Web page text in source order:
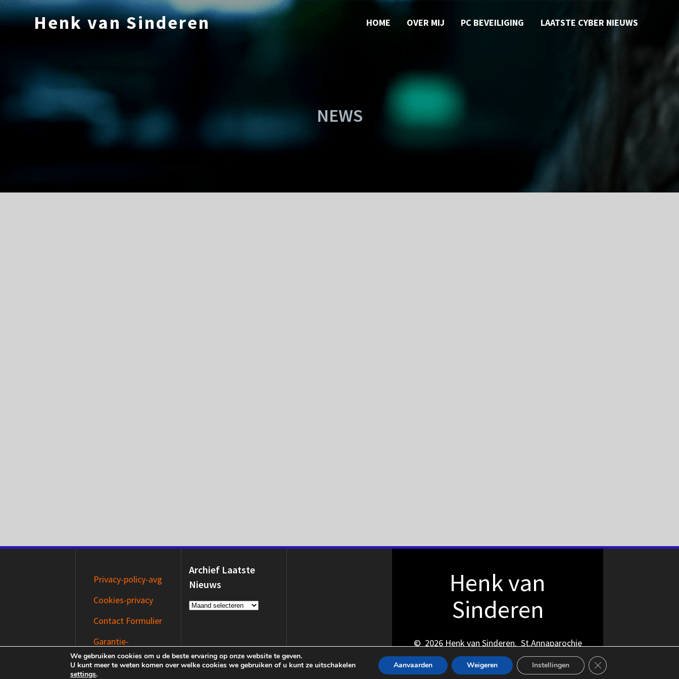
Ga
naar
Henk van Sinderen HOME OVER MIJ PC BEVEILIGING LAATSTE CYBER NIEUWS
NEWS
Privacy-policy-avg
Cookies-privacy
Contact Formulier
Garantie-
Disclaimer
Archief Laatste
Nieuws
Archief
Henk van
Sinderen
© 2026 Henk van Sinderen. St.Annaparochie
We gebruiken cookies om u de beste ervaring op onze website te geven.
U kunt meer te weten komen over welke cookies we gebruiken of u kunt ze uitschakelen
settings.
Aanvaarden Weigeren Instellingen Sluit AVG/GDPR cookie